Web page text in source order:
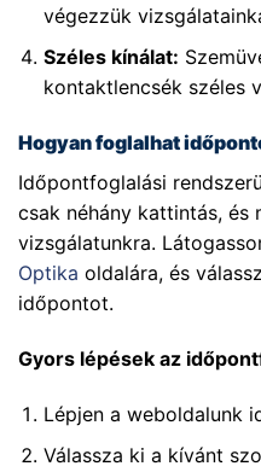
végezzük
Széles kínálat:
kontaktlencsék széles
Hogyan foglalhat
Időpontfoglalási
csak néhány kattintás,
vizsgálatunkra.
Optika oldalára, és
időpontot.
Gyors lépések az
Lépjen a weboldalunk
Válassza ki a kívánt